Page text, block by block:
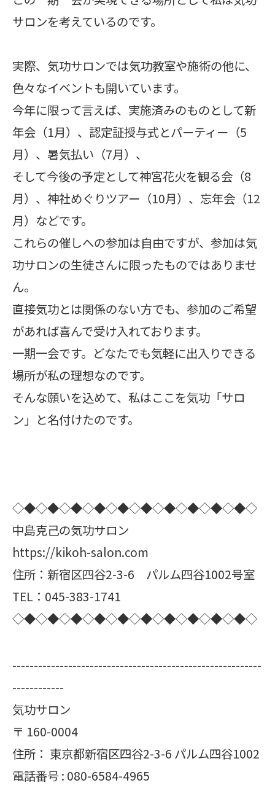
サロンを考えているのです。
実際、気功サロンでは気功教室や施術の他に、
色々なイベントも開いています。
今年に限って言えば、実施済みのものとして新
年会（1月）、認定証授与式とパーティー（5
月）、暑気払い（7月）、
そして今後の予定として神宮花火を観る会（8
月）、神社めぐりツアー（10月）、忘年会（12
月）などです。
これらの催しへの参加は自由ですが、参加は気
功サロンの生徒さんに限ったものではありませ
ん。
直接気功とは関係のない方でも、参加のご希望
があれば喜んで受け入れております。
一期一会です。どなたでも気軽に出入りできる
場所が私の理想なのです。
そんな願いを込めて、私はここを気功「サロ
ン」と名付けたのです。
◇◆◇◆◇◆◇◆◇◆◇◆◇◆◇◆◇◆◇◆◇
中島克己の気功サロン
https://kikoh-salon.com
住所：新宿区四谷2-3-6 パルム四谷1002号室
TEL：045-383-1741
◇◆◇◆◇◆◇◆◇◆◇◆◇◆◇◆◇◆◇◆◇
----------------------------------------------------------
------------
気功サロン
〒 160-0004
住所： 東京都新宿区四谷2-3-6 パルム四谷1002
電話番号 : 080-6584-4965